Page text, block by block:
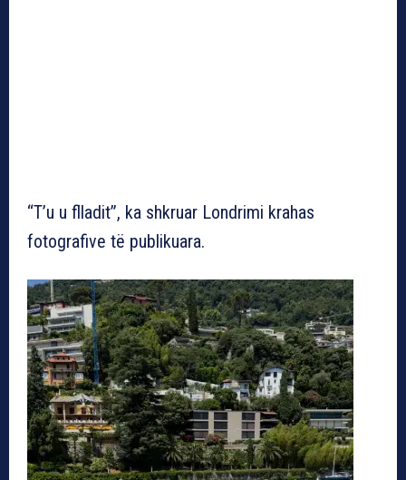
“T’u u flladit”, ka shkruar Londrimi krahas
fotografive të publikuara.